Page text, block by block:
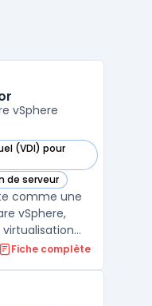
vSphere
(VDI) pour
catégorie
de serveur
catégorie
comme une
vSphere,
flexibilité,
entreprises
Fiche complète